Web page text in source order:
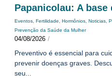
Papanicolau: A base
Eventos Fertilidade Hormônios Noticias
Prevenção da Saúde da Mulher
04/08/2026 /
Preventivo é essencial para
prevenir doenças graves.
seu...